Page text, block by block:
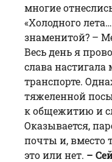
многие
«Холодного
знаменитой? –
Весь день я
слава
транспорте.
тяжеленной
к общежитию и
Оказывается,
почты и, вместо
это или нет. –